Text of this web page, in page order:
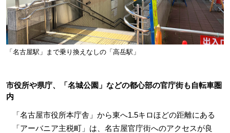
「名古屋駅」まで乗り換えなしの「高岳駅」
市役所や県庁、「名城公園」などの都心部の官庁街も自転車圏
内
「名古屋市役所本庁舎」から東へ1.5キロほどの距離にある
「アーバニア主税町」は、名古屋官庁街へのアクセスが良